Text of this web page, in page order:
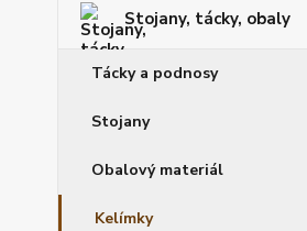
Stojany, tácky, obaly
Tácky a podnosy
Stojany
Obalový materiál
Kelímky